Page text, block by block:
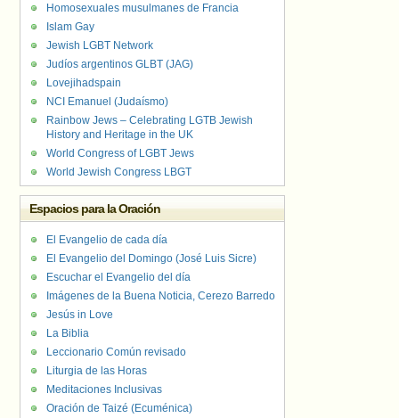
Homosexuales musulmanes de Francia
Islam Gay
Jewish LGBT Network
Judíos argentinos GLBT (JAG)
Lovejihadspain
NCI Emanuel (Judaísmo)
Rainbow Jews – Celebrating LGTB Jewish
History and Heritage in the UK
World Congress of LGBT Jews
World Jewish Congress LBGT
Espacios para la Oración
El Evangelio de cada día
El Evangelio del Domingo (José Luis Sicre)
Escuchar el Evangelio del día
Imágenes de la Buena Noticia, Cerezo Barredo
Jesús in Love
La Biblia
Leccionario Común revisado
Liturgia de las Horas
Meditaciones Inclusivas
Oración de Taizé (Ecuménica)